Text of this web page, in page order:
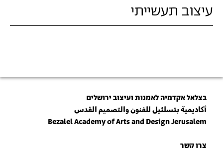
עיצוב תעשייתי
בצלאל אקדמיה לאמנות ועיצוב ירושלים
أكاديمية بتسلئيل للفنون والتصميم القدس
Bezalel Academy of Arts and Design Jerusalem
צרו קשר